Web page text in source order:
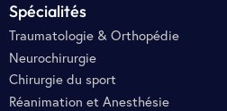
Spécialités
Traumatologie & Orthopédie
Neurochirurgie
Chirurgie du sport
Réanimation et Anesthésie